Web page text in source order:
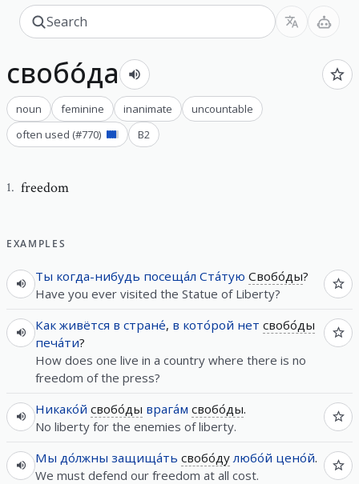
свобо́да
noun feminine inanimate
uncountable
often used (#770) B2
1. freedom
EXAMPLES
Ты когда-нибудь посеща́л Ста́тую Свобо́ды?
Have you ever visited the Statue of Liberty?
Как живётся в стране́, в кото́рой нет свобо́ды
печа́ти?
How does one live in a country where there is no
freedom of the press?
Никако́й свобо́ды врага́м свобо́ды.
No liberty for the enemies of liberty.
Мы до́лжны защища́ть свобо́ду любо́й цено́й.
We must defend our freedom at all cost.